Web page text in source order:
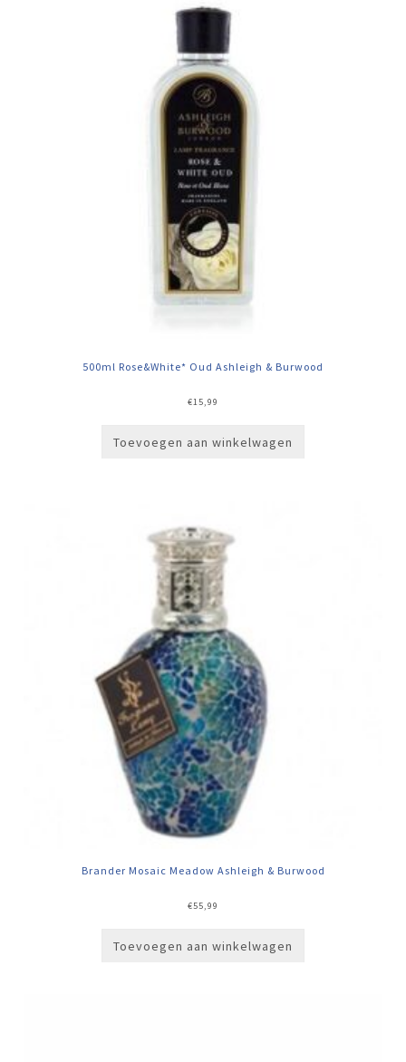
500ml Rose&White* Oud Ashleigh & Burwood
€15,99
Toevoegen aan winkelwagen
Brander Mosaic Meadow Ashleigh & Burwood
€55,99
Toevoegen aan winkelwagen